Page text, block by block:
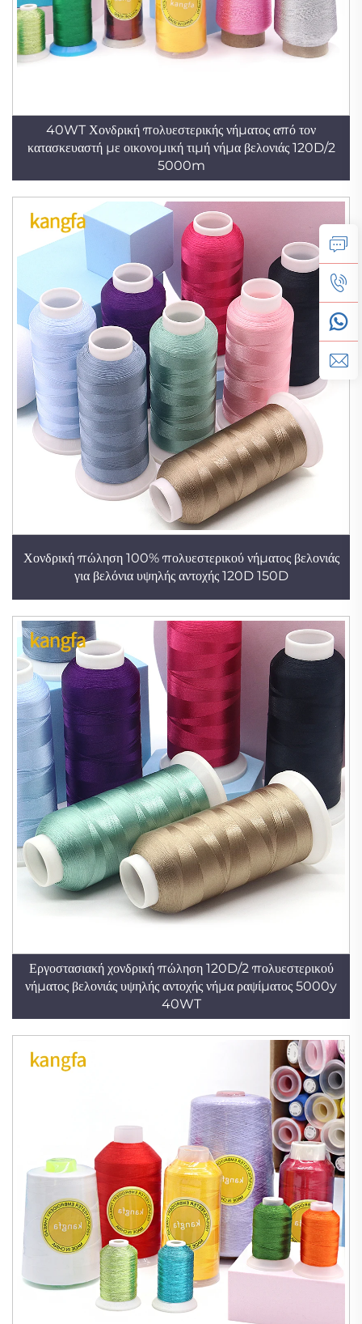
40WT Χονδρική πολυεστερικής νήματος από τον
κατασκευαστή με οικονομική τιμή νήμα βελονιάς 120D/2
5000m
Χονδρική πώληση 100% πολυεστερικού νήματος βελονιάς
για βελόνια υψηλής αντοχής 120D 150D
Εργοστασιακή χονδρική πώληση 120D/2 πολυεστερικού
νήματος βελονιάς υψηλής αντοχής νήμα ραψίματος 5000y
40WT